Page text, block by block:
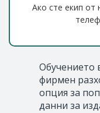
Ако сте екип от
Обучението
фирмен
опция за
данни за